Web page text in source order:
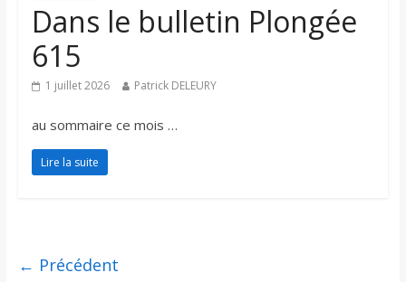
Dans le bulletin Plongée
615
1 juillet 2026 Patrick DELEURY
au sommaire ce mois …
Lire la suite
← Précédent